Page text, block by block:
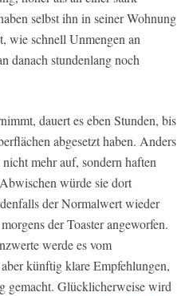
selbst ihn in seiner Wohnung
wie schnell Unmengen an
danach stundenlang noch
dauert es eben Stunden, bis
abgesetzt haben. Anders
mehr auf, sondern haften
würde sie dort
der Normalwert wieder
der Toaster angeworfen.
werde es vom
künftig klare Empfehlungen,
gemacht. Glücklicherweise wird